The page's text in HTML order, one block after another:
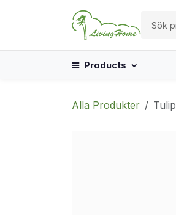
Products
Alla Produkter Tulip